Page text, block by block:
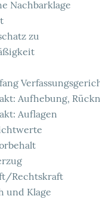
Nachbarklage
zu
Aufhebung,
Auflagen
Rechtskraft
und Klage